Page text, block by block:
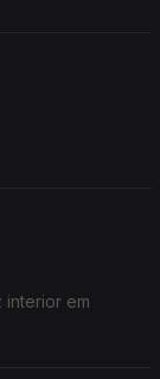
interior em